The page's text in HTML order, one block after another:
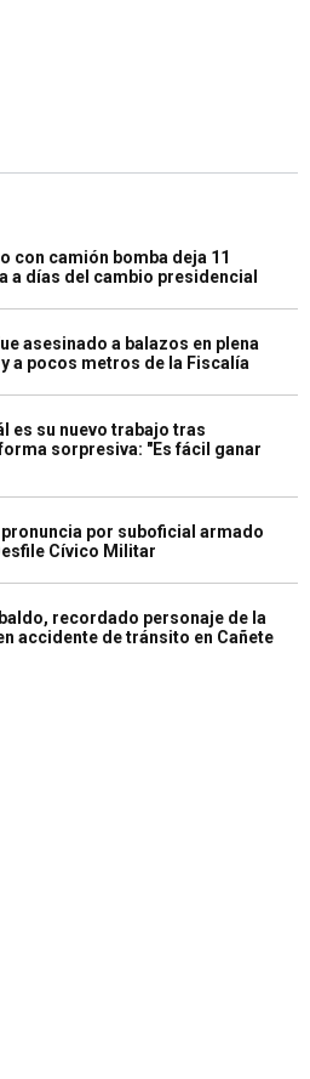
con camión bomba deja 11
a días del cambio presidencial
asesinado a balazos en plena
a pocos metros de la Fiscalía
es su nuevo trabajo tras
sorpresiva: "Es fácil ganar
por suboficial armado
Cívico Militar
recordado personaje de la
accidente de tránsito en Cañete